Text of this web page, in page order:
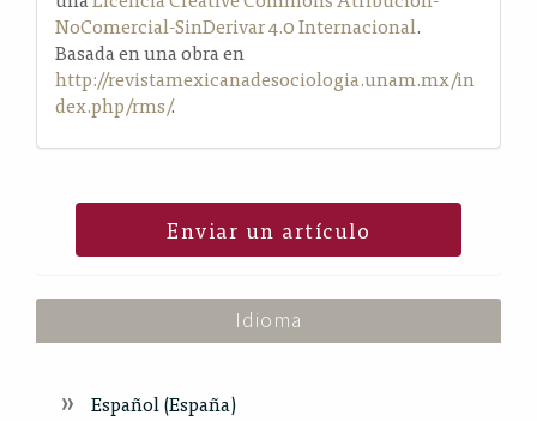
NoComercial-SinDerivar 4.0 Internacional.
Basada en una obra en
http://revistamexicanadesociologia.unam.mx/in
dex.php/rms/.
Enviar un artículo
Idioma
Español (España)